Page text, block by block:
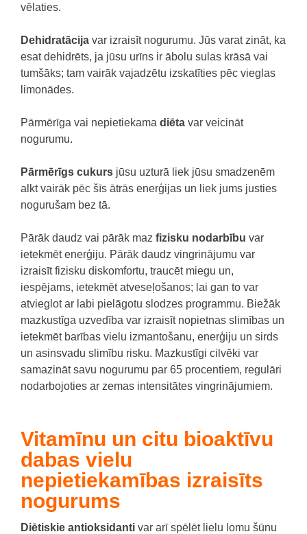
vēlaties.
Dehidratācija var izraisīt nogurumu. Jūs varat zināt, ka
esat dehidrēts, ja jūsu urīns ir ābolu sulas krāsā vai
tumšāks; tam vairāk vajadzētu izskatīties pēc vieglas
limonādes.
Pārmērīga vai nepietiekama diēta var veicināt
nogurumu.
Pārmērīgs cukurs jūsu uzturā liek jūsu smadzenēm
alkt vairāk pēc šīs ātrās enerģijas un liek jums justies
nogurušam bez tā.
Pārāk daudz vai pārāk maz fizisku nodarbību var
ietekmēt enerģiju. Pārāk daudz vingrinājumu var
izraisīt fizisku diskomfortu, traucēt miegu un,
iespējams, ietekmēt atveseļošanos; lai gan to var
atvieglot ar labi pielāgotu slodzes programmu. Biežāk
mazkustīga uzvedība var izraisīt nopietnas slimības un
ietekmēt barības vielu izmantošanu, enerģiju un sirds
un asinsvadu slimību risku. Mazkustīgi cilvēki var
samazināt savu nogurumu par 65 procentiem, regulāri
nodarbojoties ar zemas intensitātes vingrinājumiem.
Vitamīnu un citu bioaktīvu
dabas vielu
nepietiekamības izraisīts
nogurums
Diētiskie antioksidanti var arī spēlēt lielu lomu šūnu